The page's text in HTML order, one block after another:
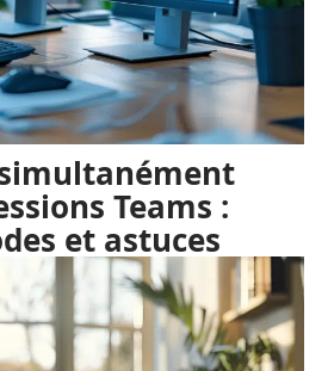
Teams :
et astuces